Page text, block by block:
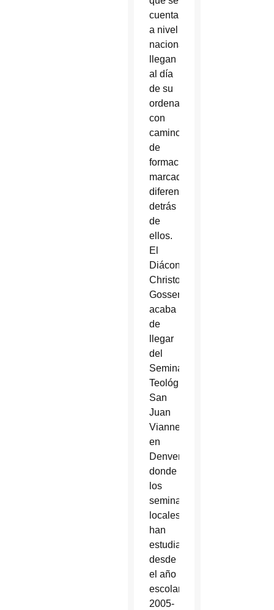
cuentan
a nivel
nacional,
llegan
al día
de su
ordenación
con
caminos
de
formación
marcadamente
diferentes
detrás
de
ellos.
El
Diácono
Christopher
Gossen
acaba
de
llegar
del
Seminario
Teológico
San
Juan
Vianney
en
Denver,
donde
los
seminaristas
locales
han
estudiado
desde
el año
escolar
2005-